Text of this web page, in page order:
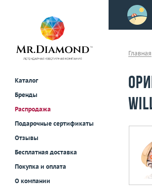
Каталог
Бренды
Распродажа
Подарочные сертификаты
Отзывы
Бесплатная доставка
Покупка и оплата
О компании
примерки!
Главная